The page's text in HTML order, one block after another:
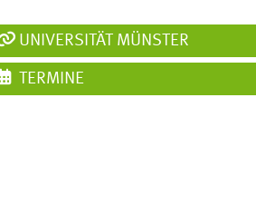
UNIVERSITÄT MÜNSTER
TERMINE